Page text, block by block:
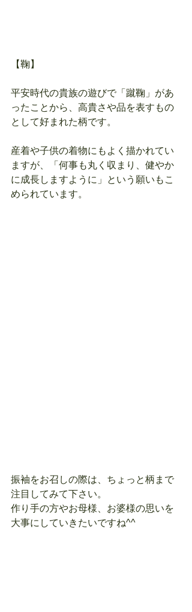
【鞠】
平安時代の貴族の遊びで「蹴鞠」があ
ったことから、高貴さや品を表すもの
として好まれた柄です。
産着や子供の着物にもよく描かれてい
ますが、「何事も丸く収まり、健やか
に成長しますように」という願いもこ
められています。
振袖をお召しの際は、ちょっと柄まで
注目してみて下さい。
作り手の方やお母様、お婆様の思いを
大事にしていきたいですね^^